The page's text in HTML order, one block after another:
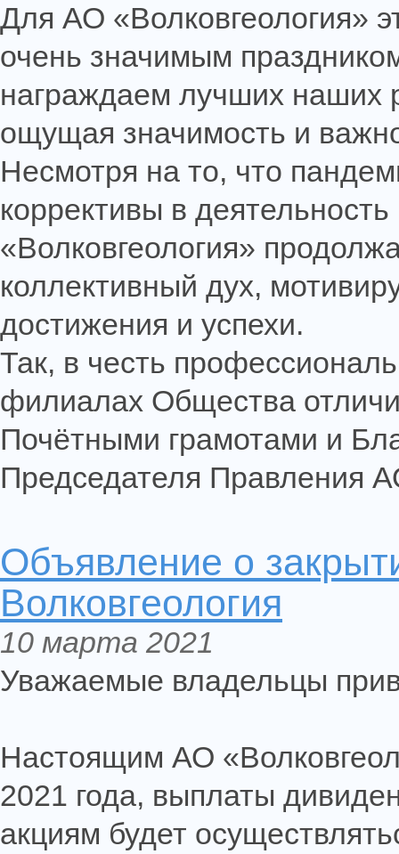
Для АО «Волковгеология»
очень значимым
награждаем лучших наших
ощущая значимость и
Несмотря на то, что
коррективы в
«Волковгеология»
коллективный дух,
достижения и успехи.
Так, в честь
филиалах Общества
Почётными грамотами и
Председателя Правления
Объявление о
Волковгеология
10 марта 2021
Уважаемые владельцы
Настоящим АО
2021 года, выплаты
акциям будет